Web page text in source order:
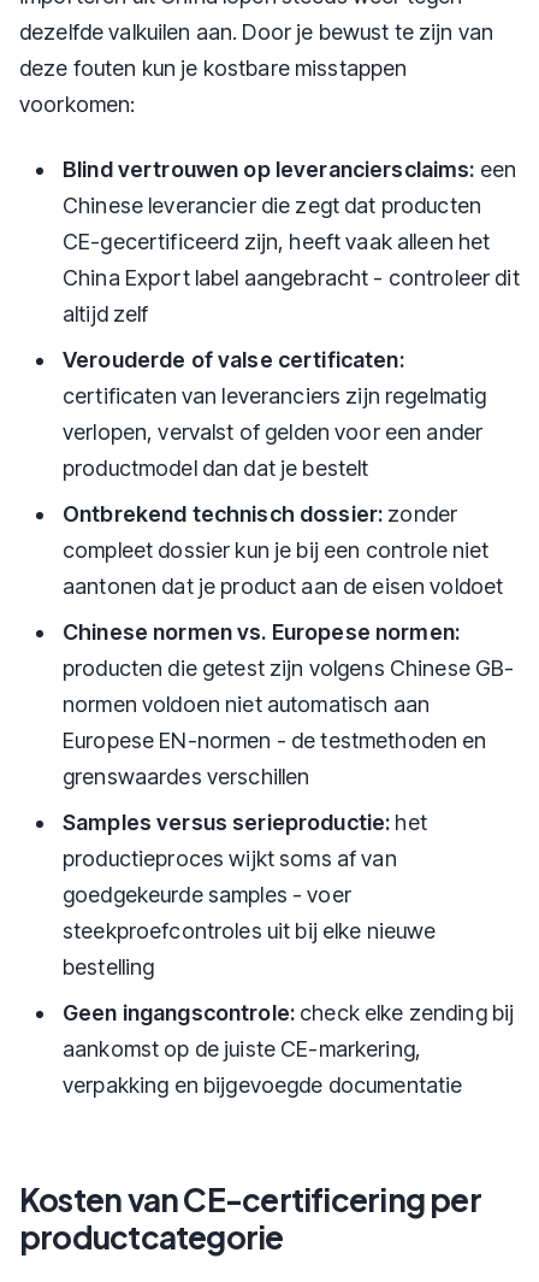
dezelfde valkuilen aan. Door je bewust te zijn van
deze fouten kun je kostbare misstappen
voorkomen:
Blind vertrouwen op leveranciersclaims: een
Chinese leverancier die zegt dat producten
CE-gecertificeerd zijn, heeft vaak alleen het
China Export label aangebracht - controleer dit
altijd zelf
Verouderde of valse certificaten:
certificaten van leveranciers zijn regelmatig
verlopen, vervalst of gelden voor een ander
productmodel dan dat je bestelt
Ontbrekend technisch dossier: zonder
compleet dossier kun je bij een controle niet
aantonen dat je product aan de eisen voldoet
Chinese normen vs. Europese normen:
producten die getest zijn volgens Chinese GB-
normen voldoen niet automatisch aan
Europese EN-normen - de testmethoden en
grenswaardes verschillen
Samples versus serieproductie: het
productieproces wijkt soms af van
goedgekeurde samples - voer
steekproefcontroles uit bij elke nieuwe
bestelling
Geen ingangscontrole: check elke zending bij
aankomst op de juiste CE-markering,
verpakking en bijgevoegde documentatie
Kosten van CE-certificering per
productcategorie